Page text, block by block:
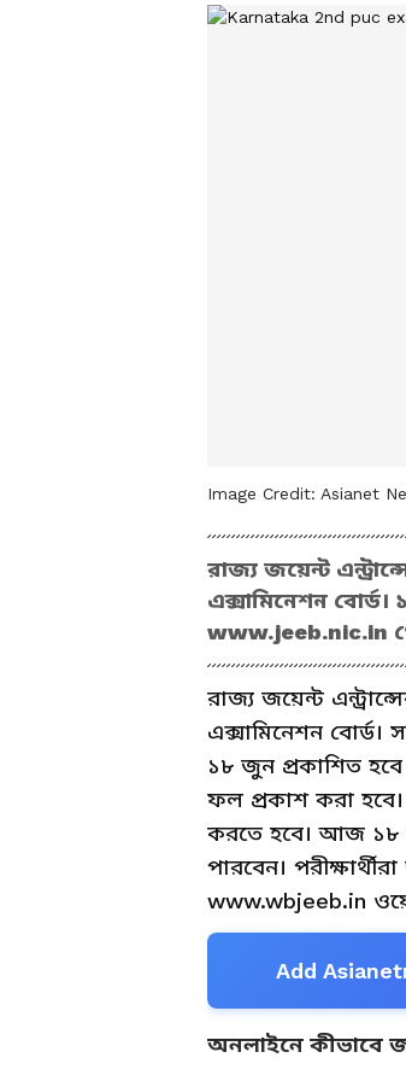
Image Credit: Asianet
রাজ্য জয়েন্ট
এক্সামিনেশন
www.jeeb.nic.in
রাজ্য জয়েন্ট
এক্সামিনেশন বোর্ড।
১৮ জুন প্রকাশিত
ফল প্রকাশ করা
করতে হবে। আজ ১৮
পারবেন।
www.wbjeeb.in
Add
অনলাইনে কীভাবে